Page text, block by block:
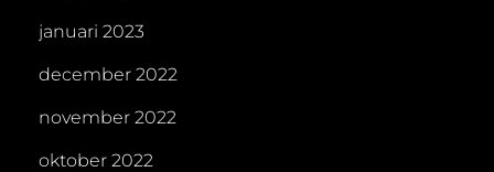
januari 2023
december 2022
november 2022
oktober 2022